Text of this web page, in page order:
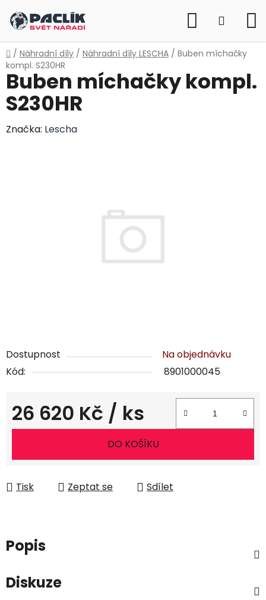
na
obsah
Hledat
KOŠÍK
Domů
/ Náhradní díly / Náhradní díly LESCHA / Buben míchačky
kompl. S230HR
Dostupnost
Na objednávku
Kód:
8901000045
26 620 Kč / ks
Měrná cena:
DO KOŠÍKU
Tisk Zeptat se Sdílet
Buben míchačky kompl.
S230HR
Značka: Lescha
Popis
Diskuze